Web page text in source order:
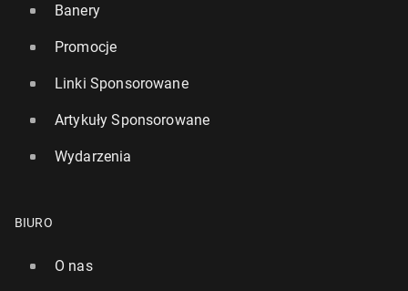
Banery
Promocje
Linki Sponsorowane
Artykuły Sponsorowane
Wydarzenia
BIURO
O nas